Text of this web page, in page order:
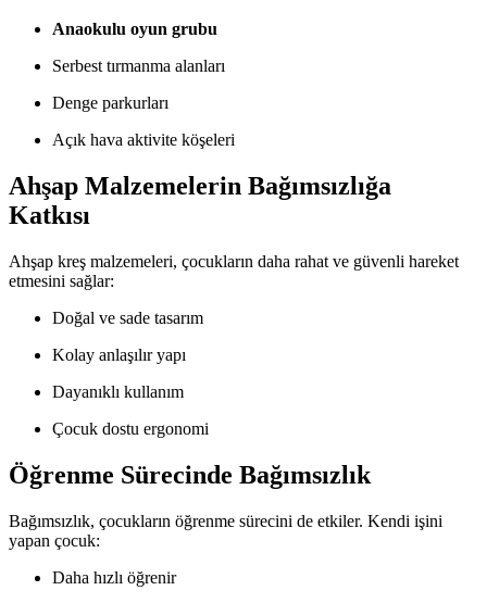
Anaokulu oyun grubu
Serbest tırmanma alanları
Denge parkurları
Açık hava aktivite köşeleri
Ahşap Malzemelerin Bağımsızlığa
Katkısı
Ahşap kreş malzemeleri, çocukların daha rahat ve güvenli hareket
etmesini sağlar:
Doğal ve sade tasarım
Kolay anlaşılır yapı
Dayanıklı kullanım
Çocuk dostu ergonomi
Öğrenme Sürecinde Bağımsızlık
Bağımsızlık, çocukların öğrenme sürecini de etkiler. Kendi işini
yapan çocuk:
Daha hızlı öğrenir